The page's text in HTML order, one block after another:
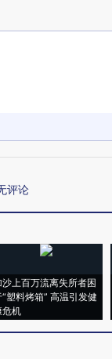
评论
沙上百万流离失所者困
“塑料烤箱” 高温引发健
危机